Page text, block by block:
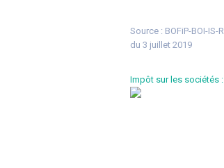
Source : BOFiP-BOI-
du 3 juillet 2019
Impôt sur les sociétés